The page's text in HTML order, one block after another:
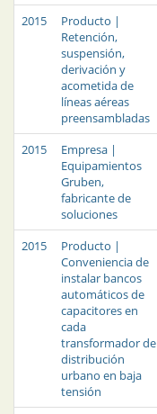
2015
Producto |
Retención,
suspensión,
derivación y
acometida de
líneas aéreas
preensambladas
2015
Empresa |
Equipamientos
Gruben,
fabricante de
soluciones
2015
Producto |
Conveniencia de
instalar bancos
automáticos de
capacitores en
cada
transformador de
distribución
urbano en baja
tensión